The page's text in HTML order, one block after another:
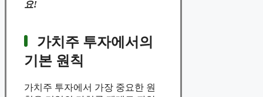
요!
가치주 투자에서의
기본 원칙
가치주 투자에서 가장 중요한 원